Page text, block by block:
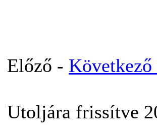
Előző - Következő
Utoljára frissítve